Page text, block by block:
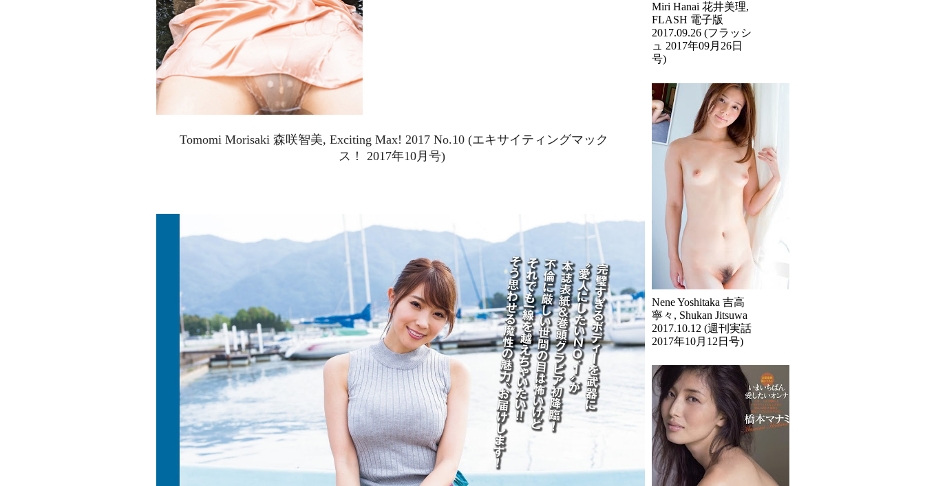
Tomomi Morisaki 森咲智美, Exciting Max! 2017 No.10 (エキサイティングマック
ス！ 2017年10月号)
Miri Hanai 花井美理,
FLASH 電子版
2017.09.26 (フラッシ
ュ 2017年09月26日
号)
Nene Yoshitaka 吉高
寧々, Shukan Jitsuwa
2017.10.12 (週刊実話
2017年10月12日号)